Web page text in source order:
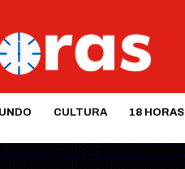
CULTURA 18 HORAS